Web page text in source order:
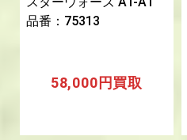
品番：75313
58,000円買取